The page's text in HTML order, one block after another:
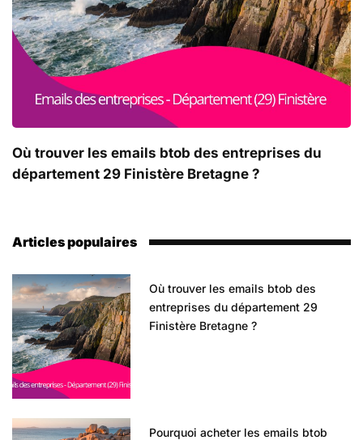
Où trouver les emails btob des entreprises du
département 29 Finistère Bretagne ?
Articles populaires
Où trouver les emails btob des
entreprises du département 29
Finistère Bretagne ?
Pourquoi acheter les emails btob